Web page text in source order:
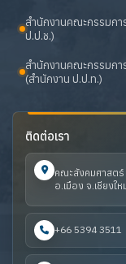
สำนักงานคณะกรรมกา
ป.ป.ช.)
สำนักงานคณะกรรมกา
(สำนักงาน ป.ป.ท.)
ติดต่อเรา
คณะสังคมศาสตร์
อ.เมือง จ.เชียงใ
+66 5394 3511